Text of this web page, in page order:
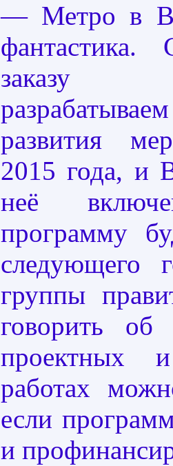
— Метро в
заказу
развития
2015 года, и
неё
программу
следующего
группы
говорить об
проектных
работах
если
и